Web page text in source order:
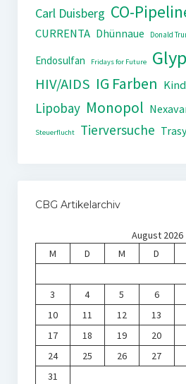
Carl Duisberg CO-
CURRENTA Dhünnaue Donald
Endosulfan
Fridays for Future
HIV/AIDS IG Farben
Lipobay Monopol
Steuerflucht Tierversuche
CBG Artikelarchiv
August 2026
M
D M D
3
4 5 6
10
11 12 13
17
18 19 20
24
25 26 27
31